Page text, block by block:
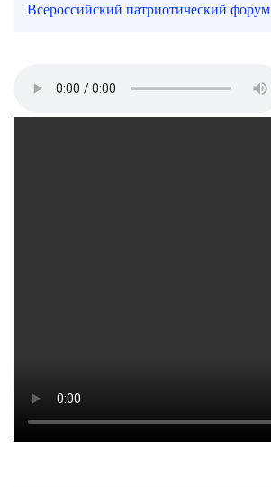
Всероссийский патриотический форум